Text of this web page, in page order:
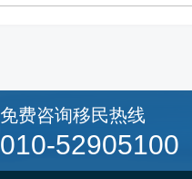
免费咨询移民热线
010-52905100